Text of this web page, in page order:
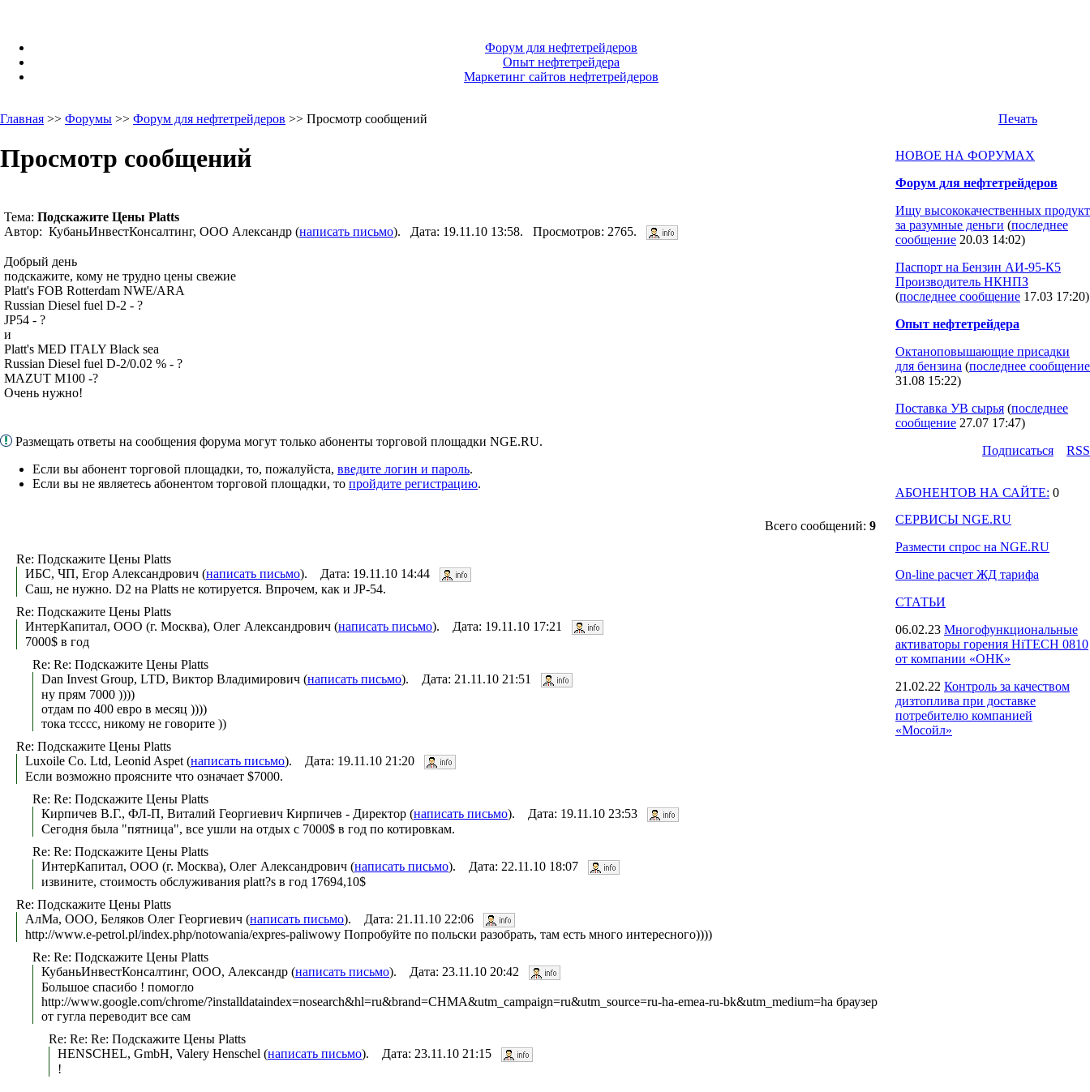
Форум для нефтетрейдеров
Опыт нефтетрейдера
Маркетинг сайтов нефтетрейдеров
Главная >> Форумы >> Форум для нефтетрейдеров >> Просмотр сообщений Печать
Просмотр сообщений
Тема: Подскажите Цены Platts
Автор: КубаньИнвестКонсалтинг, ООО Александр (написать письмо). Дата: 19.11.10 13:58. Просмотров: 2765.
Добрый день
подскажите, кому не трудно цены свежие
Platt's FOB Rotterdam NWE/ARA
Russian Diesel fuel D-2 - ?
JP54 - ?
и
Platt's MED ITALY Black sea
Russian Diesel fuel D-2/0.02 % - ?
MAZUT M100 -?
Очень нужно!
Размещать ответы на сообщения форума могут только абоненты торговой площадки NGE.RU.
Если вы абонент торговой площадки, то, пожалуйста, введите логин и пароль.
Если вы не являетесь абонентом торговой площадки, то пройдите регистрацию.
Всего сообщений: 9
Re: Подскажите Цены Platts
ИБС, ЧП, Егор Александрович (написать письмо). Дата: 19.11.10 14:44
Саш, не нужно. D2 на Platts не котируется. Впрочем, как и JP-54.
Re: Подскажите Цены Platts
ИнтерКапитал, ООО (г. Москва), Олег Александрович (написать письмо). Дата: 19.11.10 17:21
7000$ в год
Re: Re: Подскажите Цены Platts
Dan Invest Group, LTD, Виктор Владимирович (написать письмо). Дата: 21.11.10 21:51
ну прям 7000 ))))
отдам по 400 евро в месяц ))))
тока тсссс, никому не говорите ))
Re: Подскажите Цены Platts
Luxoile Co. Ltd, Leonid Aspet (написать письмо). Дата: 19.11.10 21:20
Если возможно проясните что означает $7000.
Re: Re: Подскажите Цены Platts
Кирпичев В.Г., ФЛ-П, Виталий Георгиевич Кирпичев - Директор (написать письмо). Дата: 19.11.10 23:53
Сегодня была "пятница", все ушли на отдых с 7000$ в год по котировкам.
Re: Re: Подскажите Цены Platts
ИнтерКапитал, ООО (г. Москва), Олег Александрович (написать письмо). Дата: 22.11.10 18:07
извините, стоимость обслуживания platt?s в год 17694,10$
Re: Подскажите Цены Platts
АлМа, ООО, Беляков Олег Георгиевич (написать письмо). Дата: 21.11.10 22:06
http://www.e-petrol.pl/index.php/notowania/expres-paliwowy Попробуйте по польски разобрать, там есть много интересного))))
Re: Re: Подскажите Цены Platts
КубаньИнвестКонсалтинг, ООО, Александр (написать письмо). Дата: 23.11.10 20:42
Большое спасибо ! помогло
http://www.google.com/chrome/?installdataindex=nosearch&hl=ru&brand=CHMA&utm_campaign=ru&utm_source=ru-ha-emea-ru-bk&utm_medium=ha браузер
от гугла переводит все сам
Re: Re: Re: Подскажите Цены Platts
HENSCHEL, GmbH, Valery Henschel (написать письмо). Дата: 23.11.10 21:15
!
НОВОЕ НА ФОРУМАХ
Форум для нефтетрейдеров
Ищу высококачественных продукт
за разумные деньги (последнее
сообщение 20.03 14:02)
Паспорт на Бензин АИ-95-К5
Производитель НКНПЗ
(последнее сообщение 17.03 17:20)
Опыт нефтетрейдера
Октаноповышающие присадки
для бензина (последнее сообщение
31.08 15:22)
Поставка УВ сырья (последнее
сообщение 27.07 17:47)
Подпиcаться
RSS
АБОНЕНТОВ НА САЙТЕ: 0
СЕРВИСЫ NGE.RU
Размести спрос на NGE.RU
On-line расчет ЖД тарифа
СТАТЬИ
06.02.23 Многофункциональные
активаторы горения HiTECH 0810
от компании «ОНК»
21.02.22 Контроль за качеством
дизтоплива при доставке
потребителю компанией
«Мосойл»